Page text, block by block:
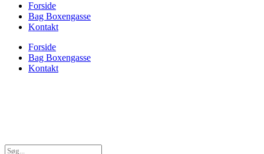
Forside
Bag Boxengasse
Kontakt
Forside
Bag Boxengasse
Kontakt